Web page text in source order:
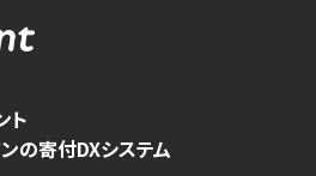
ト
の寄付DXシステム